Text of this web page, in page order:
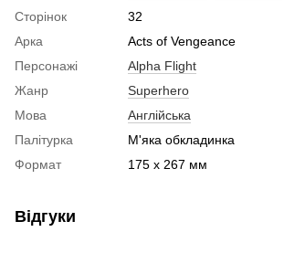
Сторінок
32
Арка
Acts of Vengeance
Персонажі
Alpha Flight
Жанр
Superhero
Мова
Англійська
Палітурка
М'яка обкладинка
Формат
175 x 267 мм
Відгуки